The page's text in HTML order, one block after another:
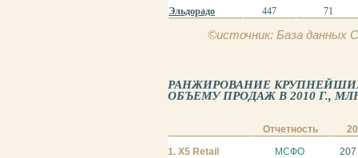
Эльдорадо 447 71
©источник: База данных
РАНЖИРОВАНИЕ
ОБЪЕМУ ПРОДАЖ В 2010 Г.,
Отчетность
1. X5 Retail
МСФО